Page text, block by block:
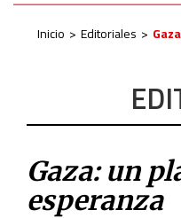
Inicio Editoriales
Gaza: un
esperanza